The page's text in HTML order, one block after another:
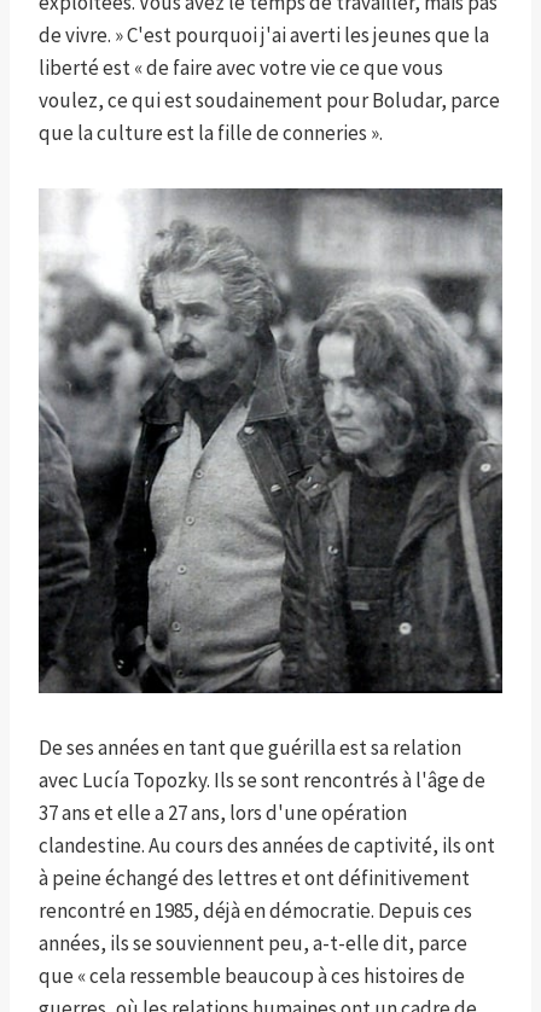
de vivre. » C'est pourquoi j'ai averti les jeunes que la
liberté est « de faire avec votre vie ce que vous
voulez, ce qui est soudainement pour Boludar, parce
que la culture est la fille de conneries ».
De ses années en tant que guérilla est sa relation
avec Lucía Topozky. Ils se sont rencontrés à l'âge de
37 ans et elle a 27 ans, lors d'une opération
clandestine. Au cours des années de captivité, ils ont
à peine échangé des lettres et ont définitivement
rencontré en 1985, déjà en démocratie. Depuis ces
années, ils se souviennent peu, a-t-elle dit, parce
que « cela ressemble beaucoup à ces histoires de